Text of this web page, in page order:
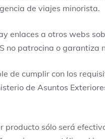
de viajes minorista.
enlaces a otros webs
no patrocina o
de cumplir con los
de Asuntos
producto sólo será